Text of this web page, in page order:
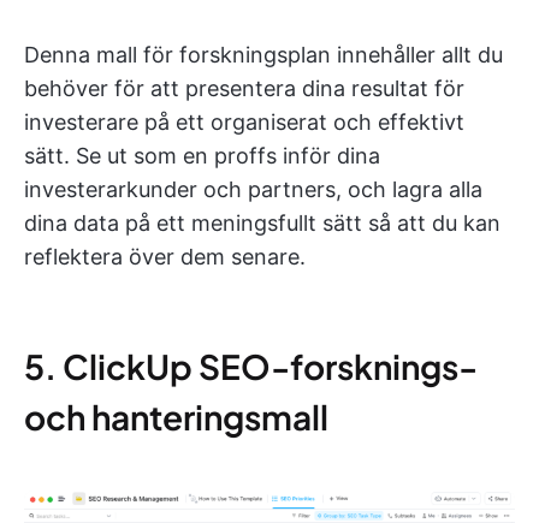
Denna mall för forskningsplan innehåller allt du
behöver för att presentera dina resultat för
investerare på ett organiserat och effektivt
sätt. Se ut som en proffs inför dina
investerarkunder och partners, och lagra alla
dina data på ett meningsfullt sätt så att du kan
reflektera över dem senare.
5. ClickUp SEO-forsknings-
och hanteringsmall